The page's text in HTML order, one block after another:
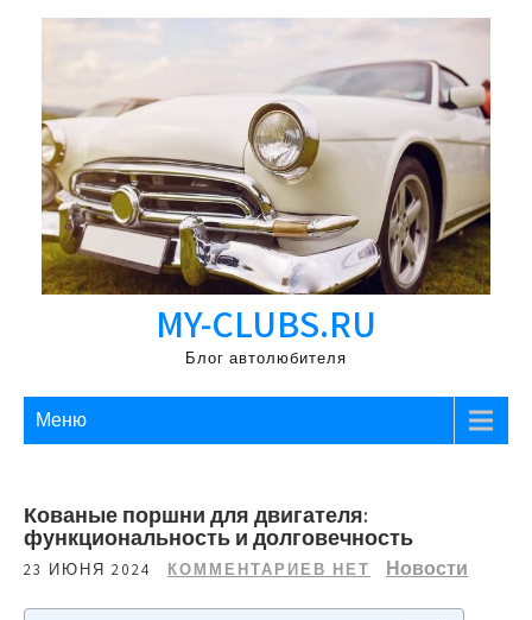
Перейти
MY-CLUBS.RU
Блог автолюбителя
Меню
Кованые поршни для двигателя:
функциональность и долговечность
23 ИЮНЯ 2024 КОММЕНТАРИЕВ НЕТ Новости